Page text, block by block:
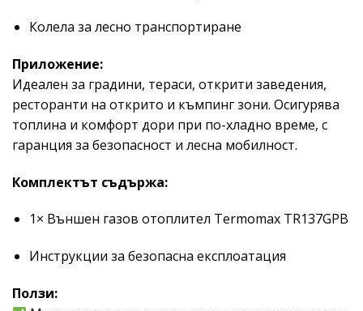
Колела за лесно транспортиране
Приложение:
Идеален за градини, тераси, открити заведения,
ресторанти на открито и къмпинг зони. Осигурява
топлина и комфорт дори при по-хладно време, с
гаранция за безопасност и лесна мобилност.
Комплектът съдържа:
1× Външен газов отоплител Termomax TR137GPB
Инструкции за безопасна експлоатация
Ползи: